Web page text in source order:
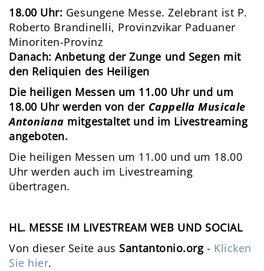
18.00 Uhr: Gesungene Messe. Zelebrant ist P.
Roberto Brandinelli, Provinzvikar Paduaner
Minoriten-Provinz
Danach: Anbetung der Zunge und Segen mit
den Reliquien des Heiligen
Die heiligen Messen um 11.00 Uhr und um
18.00 Uhr werden von der Cappella Musicale
Antoniana mitgestaltet und im Livestreaming
angeboten.
Die heiligen Messen um 11.00 und um 18.00
Uhr werden auch im Livestreaming
übertragen.
HL. MESSE IM LIVESTREAM WEB UND SOCIAL
Von dieser Seite aus Santantonio.org - Klicken
Sie hier.